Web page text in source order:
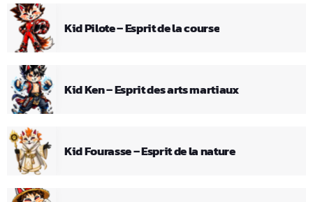
Kid Pilote – Esprit de la course
Kid Ken – Esprit des arts martiaux
Kid Fourasse – Esprit de la nature